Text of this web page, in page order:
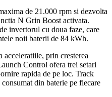
de 21.000 rpm si dezvolta
N Grin Boost activata.
invertorul cu doua faze, care
noii baterii de 84 kWh.
prin cresterea
Control ofera trei setari
rapida de pe loc. Track
din baterie pe fiecare